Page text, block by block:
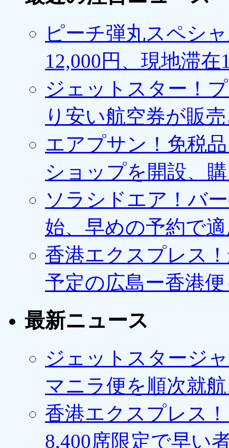
ピーチ弾丸スペシ
12,000円、現地滞
ジェットスター！
り安い航空券が販
エアプサン！免税
ショップを開設、
ソラシドエア！バ
始、早めの予約で
香港エクスプレス
予定の広島ー香港
最新ニュース
ジェットスタージ
マニラ便を順次就
香港エクスプレス
8,400席限定で早い